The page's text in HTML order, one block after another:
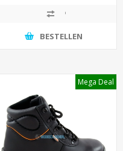
BESTELLEN
Mega Deal